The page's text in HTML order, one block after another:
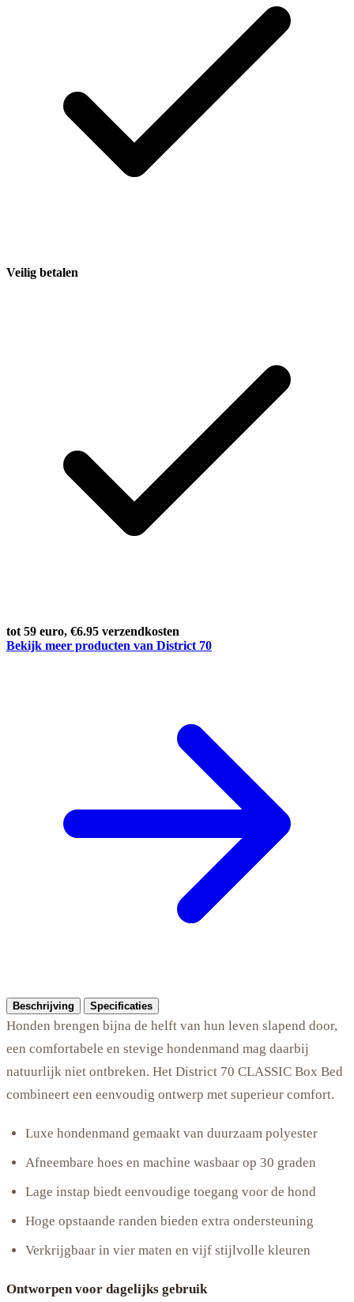
Veilig betalen
tot 59 euro, €6.95 verzendkosten
Bekijk meer producten van District 70
Beschrijving Specificaties
Honden brengen bijna de helft van hun leven slapend door,
een comfortabele en stevige hondenmand mag daarbij
natuurlijk niet ontbreken. Het District 70 CLASSIC Box Bed
combineert een eenvoudig ontwerp met superieur comfort.
Luxe hondenmand gemaakt van duurzaam polyester
Afneembare hoes en machine wasbaar op 30 graden
Lage instap biedt eenvoudige toegang voor de hond
Hoge opstaande randen bieden extra ondersteuning
Verkrijgbaar in vier maten en vijf stijlvolle kleuren
Ontworpen voor dagelijks gebruik